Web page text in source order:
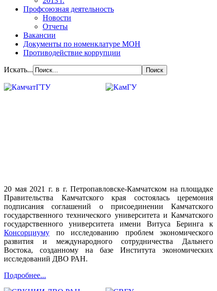
Профсоюзная деятельность
Новости
Отчеты
Вакансии
Документы по номенклатуре МОН
Противодействие коррупции
Искать...
20 мая 2021 г. в г. Петропавловске-Камчатском на площадке
Правительства Камчатского края состоялась церемония
подписания соглашений о присоединении Камчатского
государственного технического университета и Камчатского
государственного университета имени Витуса Беринга к
Консорциуму по исследованию проблем экономического
развития и международного сотрудничества Дальнего
Востока, созданному на базе Института экономических
исследований ДВО РАН.
Подробнее...